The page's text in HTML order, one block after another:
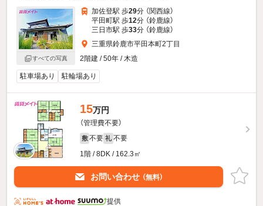
すべての写真
加佐登駅 歩29分 （関西線）
平田町駅 歩12分 （鈴鹿線）
三日市駅 歩33分 （鈴鹿線）
三重県鈴鹿市平田本町2丁目
2階建 / 50年 / 木造
駐車場あり 駐輪場あり
15万円
（管理費不要）
敷 不要 礼 不要
1階 / 8DK / 162.3㎡
お問い合わせ （無料）
提供